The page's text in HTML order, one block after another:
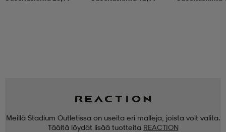
Meillä Stadium Outletissa on useita eri malleja, joista voit valita.
Täältä löydät lisää tuotteita REACTION